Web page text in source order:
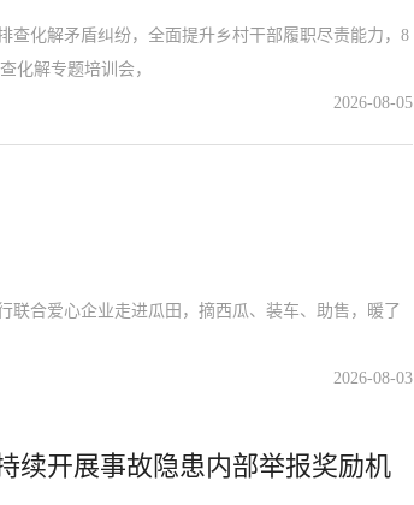
化解矛盾纠纷，全面提升乡村干部履职尽责能力，8
化解专题培训会，
2026-08-05
联合爱心企业走进瓜田，摘西瓜、装车、助售，暖了
2026-08-03
续开展事故隐患内部举报奖励机